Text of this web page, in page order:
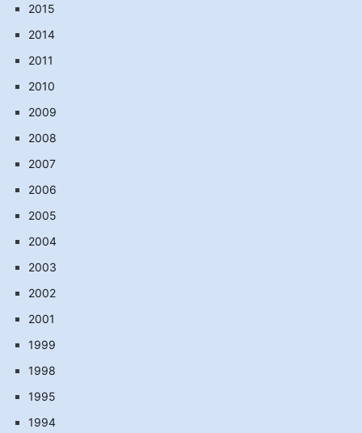
2015
2014
2011
2010
2009
2008
2007
2006
2005
2004
2003
2002
2001
1999
1998
1995
1994